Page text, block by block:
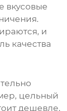
вкусовые
и
качества
цельный
дешевле,